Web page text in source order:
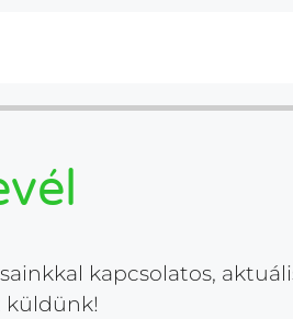
kapcsolatos,
küldünk!